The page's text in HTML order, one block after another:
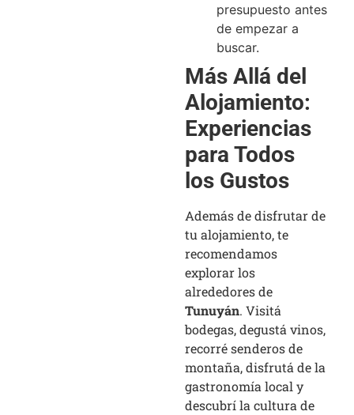
presupuesto antes
de empezar a
buscar.
Más Allá del
Alojamiento:
Experiencias
para Todos
los Gustos
Además de disfrutar de
tu alojamiento, te
recomendamos
explorar los
alrededores de
Tunuyán. Visitá
bodegas, degustá vinos,
recorré senderos de
montaña, disfrutá de la
gastronomía local y
descubrí la cultura de